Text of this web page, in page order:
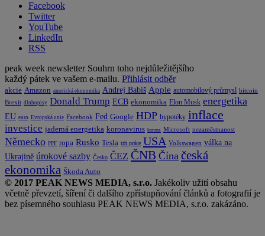
Facebook
Twitter
YouTube
LinkedIn
RSS
peak week newsletter Souhrn toho nejdůležitějšího
každý pátek ve vašem e-mailu. Přihlásit odběr
akcie Amazon americká ekonomika Andrej Babiš Apple automobilový průmysl bitcoin
Brexit dluhopisy Donald Trump ECB ekonomika Elon Musk energetika
EU euro Evropská unie Facebook Fed Google HDP hypotéky inflace
investice jaderná energetika koronavirus koruna Microsoft nezaměstnanost
Německo PPF ropa Rusko Tesla trh práce USA Volkswagen válka na
Ukrajině úrokové sazby Česko ČEZ ČNB Čína česká
ekonomika Škoda Auto
© 2017 PEAK NEWS MEDIA, s.r.o. Jakékoliv užití obsahu
včetně převzetí, šíření či dalšího zpřístupňování článků a fotografií je
bez písemného souhlasu PEAK NEWS MEDIA, s.r.o. zakázáno.